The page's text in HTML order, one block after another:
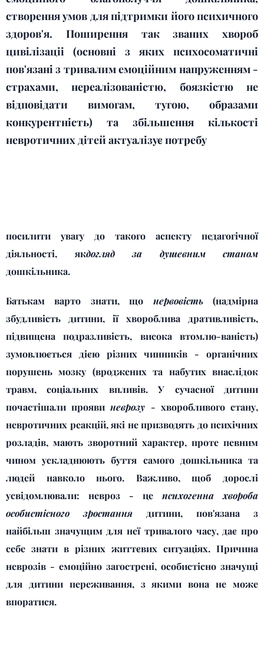
створення умов для підтримки його психичного
здоров'я. Поширення так званих хвороб
цивілізаціі (основні з яких психосоматичні
пов'язані з тривалим емоційним напруженням -
страхами, нереалізованістю, боязкістю не
відповідати вимогам, тугою, образами
конкурентність) та збільшення кількості
невротичних дітей актуалізує потребу
посилити увагу до такого аспекту педагогічної
діяльності, якдогляд за душевним станом
дошкільника.
Батькам варто знати, що нервовість(надмірна
збудливість дитини, ії хвороблива дративливість,
підвищена подразливість, висока втомлю-ваність)
зумовлюється дією різних чинників - органічних
порушень мозку (вроджених та набутих внаслідок
травм,соціальних впливів. У сучасної дитини
почастішали проявиневрозу - хворобливого стану,
невротичних реакцій, які не призводять до психічних
розладів, мають зворотний характер, проте певним
чином ускладнюють буття самого дошкільника та
людей навколо нього. Важливо, щоб дорослі
усвідомлювали: невроз - це психогенна хвороба
особистісного зростання дитини, пов'язана з
найбільш значущим для неї тривалого часу, дає про
себе знати в різних життєвих ситуаціях. Причина
неврозів - емоційно загострені, особистісно значущі
для дитини переживання, з якими вона не може
впоратися.